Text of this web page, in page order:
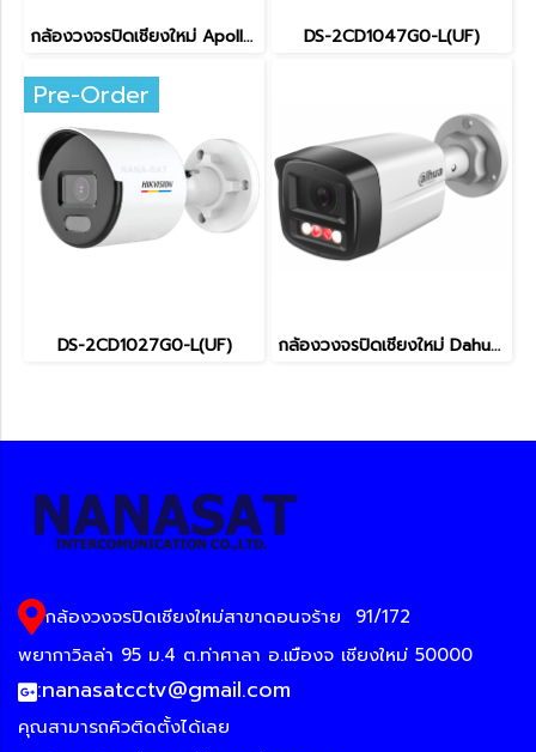
กล้องวงจรปิดเชียงใหม่ Apollo IP Camera 4MP APL-IPC-A149FC-U DS-2CD1047G0-L(UF)
Pre-Order
DS-2CD1027G0-L(UF) กล้องวงจรปิดเชียงใหม่ Dahua IP Camera 4MP DH-IPC-HFW1431TL-A-IL
กล้องวงจรปิดเชียงใหม่สาขาดอนจร้าย
91/172
พยากาวิลล่า 95 ม.4 ต.ท่าศาลา อ.เมืองจ เชียงใหม่ 50000
:nanasatcctv@gmail.com
คุณสามารถคิวติดตั้งได้เลย